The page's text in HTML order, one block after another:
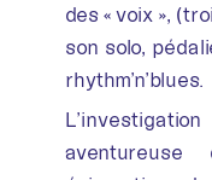
des « voix »,
son solo,
rhythm’n’blues.
aventureuse